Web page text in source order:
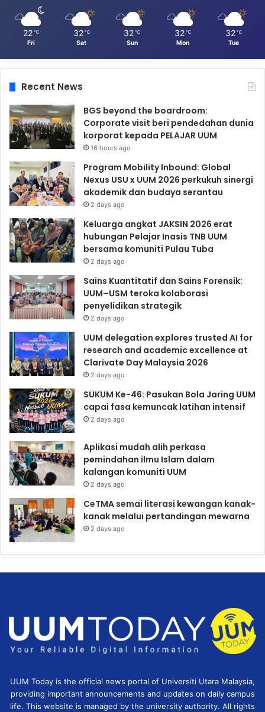
22 ℃
Fri
32 ℃
Sat
32 ℃
Sun
32 ℃
Mon
32 ℃
Tue
Recent News
BGS beyond the boardroom:
Corporate visit beri pendedahan dunia
korporat kepada PELAJAR UUM
16 hours ago
Program Mobility Inbound: Global
Nexus USU x UUM 2026 perkukuh sinergi
akademik dan budaya serantau
2 days ago
Keluarga angkat JAKSIN 2026 erat
hubungan Pelajar Inasis TNB UUM
bersama komuniti Pulau Tuba
2 days ago
Sains Kuantitatif dan Sains Forensik:
UUM–USM teroka kolaborasi
penyelidikan strategik
2 days ago
UUM delegation explores trusted AI for
research and academic excellence at
Clarivate Day Malaysia 2026
2 days ago
SUKUM Ke-46: Pasukan Bola Jaring UUM
capai fasa kemuncak latihan intensif
2 days ago
Aplikasi mudah alih perkasa
pemindahan ilmu Islam dalam
kalangan komuniti UUM
2 days ago
CeTMA semai literasi kewangan kanak-
kanak melalui pertandingan mewarna
2 days ago
UUM Today is the official news portal of Universiti Utara Malaysia,
providing important announcements and updates on daily campus
life. This website is managed by the university authority. All rights